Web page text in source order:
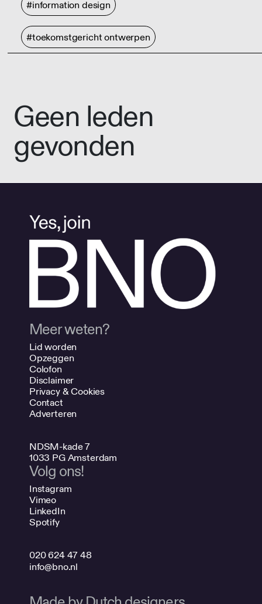
#information design
#toekomstgericht ontwerpen
Geen leden
gevonden
Meer weten?
Lid worden
Opzeggen
Colofon
Disclaimer
Privacy & Cookies
Contact
Adverteren
NDSM-kade 7
1033 PG Amsterdam
Volg ons!
Instagram
Vimeo
LinkedIn
Spotify
020 624 47 48
info@bno.nl